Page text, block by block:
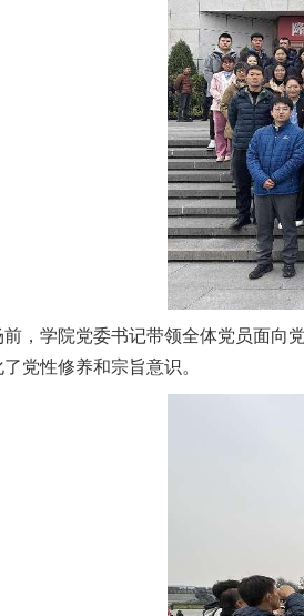
，学院党委书记带领全体党员面向党旗
党性修养和宗旨意识。